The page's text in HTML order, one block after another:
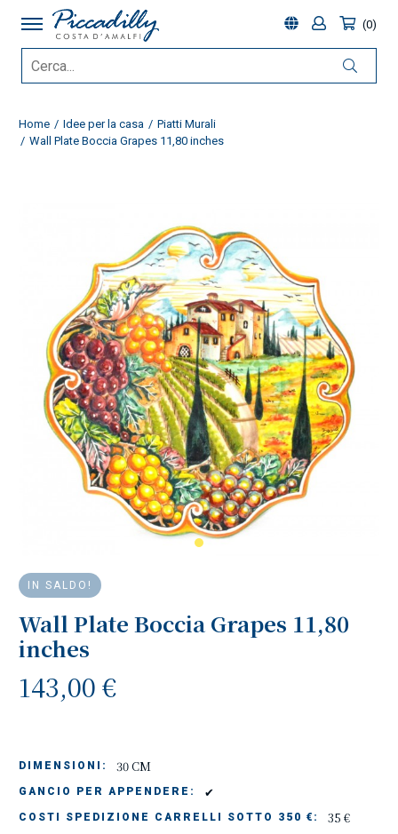
0
Home Idee per la casa
Piatti Murali
Wall Plate Boccia Grapes 11,80 inches
IN SALDO!
Wall Plate Boccia Grapes 11,80
inches
143,00 €
DIMENSIONI: 30 CM
GANCIO PER APPENDERE: ✔
COSTI SPEDIZIONE CARRELLI SOTTO 350 €: 35 €